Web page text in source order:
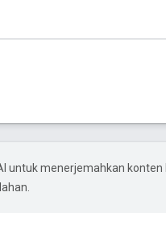
untuk menerjemahkan konten